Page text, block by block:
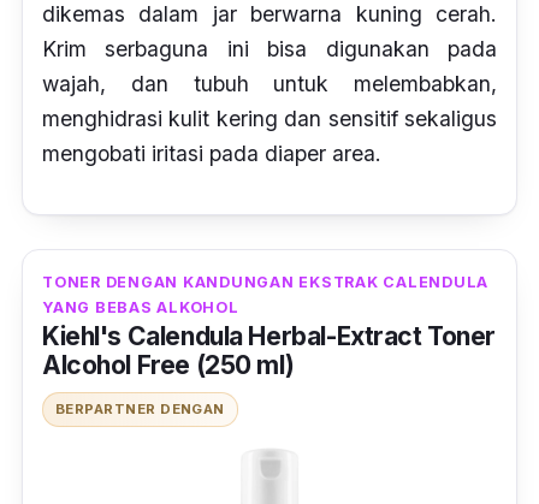
dikemas dalam jarberwarna kuning cerah.
Krim serbaguna ini bisa digunakan pada
wajah, dan tubuh untuk melembabkan,
menghidrasi kulit kering dan sensitif sekaligus
mengobati iritasi pada diaper area.
TONER DENGAN KANDUNGAN EKSTRAK CALENDULA
YANG BEBAS ALKOHOL
Kiehl's Calendula Herbal-Extract Toner
Alcohol Free (250 ml)
BERPARTNER DENGAN